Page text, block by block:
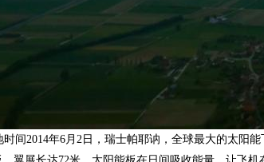
时间2014年6月2日，瑞士帕耶讷，全球最大的太阳